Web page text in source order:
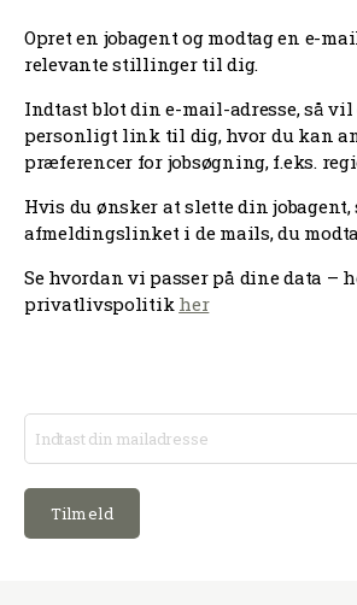
Opret en jobagent og modtag en e-
relevante stillinger til dig.
Indtast blot din e-mail-adresse, så vil
personligt link til dig, hvor du kan
præferencer for jobsøgning, f.eks.
Hvis du ønsker at slette din
afmeldingslinket i de mails, du
Se hvordan vi passer på dine data –
privatlivspolitik her